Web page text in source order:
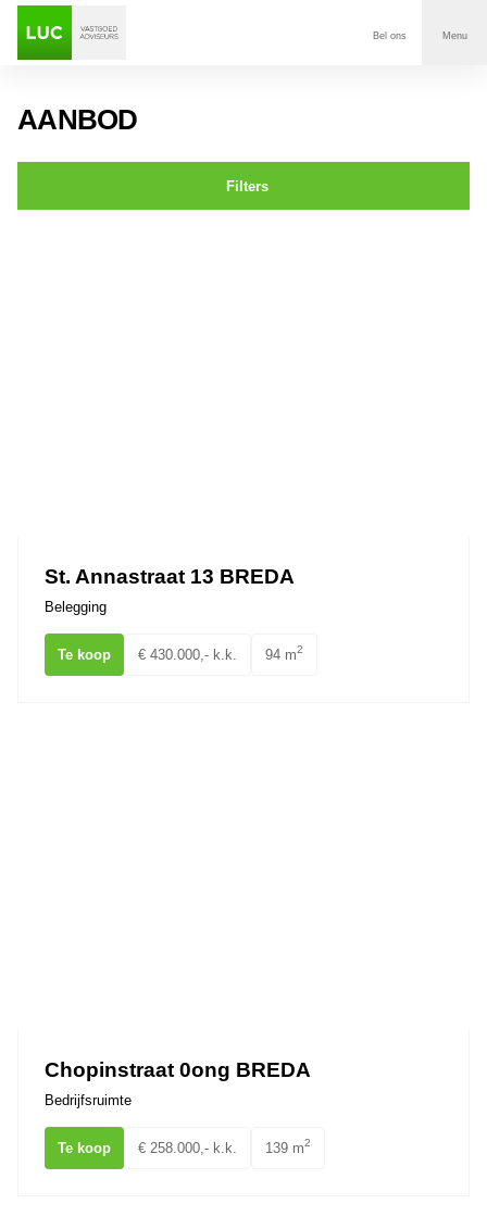
Bel ons Menu
AANBOD
Filters
St. Annastraat 13 BREDA
Belegging
Te koop € 430.000,- k.k. 94 m2
Chopinstraat 0ong BREDA
Bedrijfsruimte
Te koop € 258.000,- k.k. 139 m2